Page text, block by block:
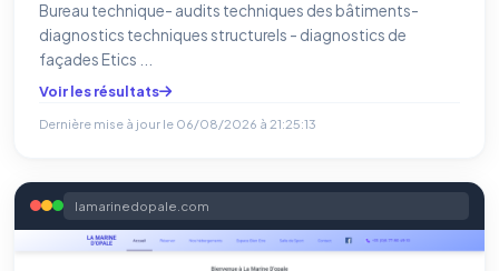
Bureau technique- audits techniques des bâtiments-
diagnostics techniques structurels - diagnostics de
façades Etics ...
Voir les résultats
Dernière mise à jour le 06/08/2026 à 21:25:13
lamarinedopale.com